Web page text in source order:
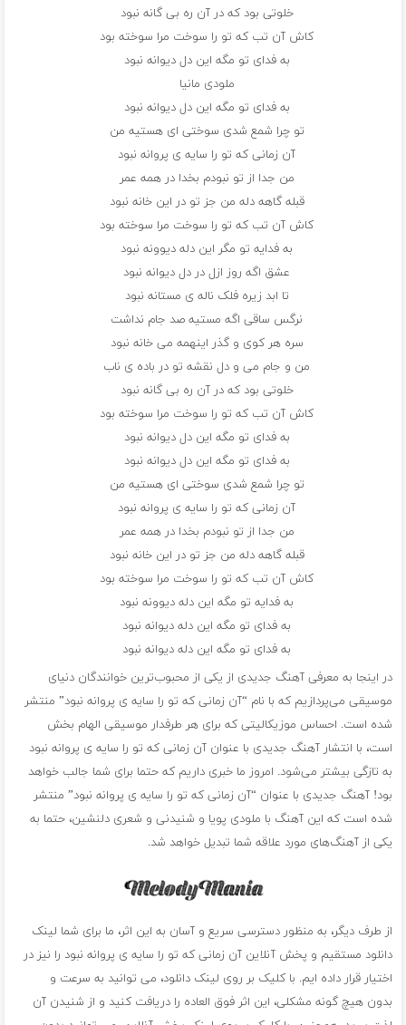
خلوتی بود که در آن ره بی گانه نبود
کاش آن تب که تو را سوخت مرا سوخته بود
به فدای تو مگه این دل دیوانه نبود
ملودی مانیا
به فدای تو مگه این دل دیوانه نبود
تو چرا شمع شدی سوختی ای هستیه من
آن زمانی که تو را سایه ی پروانه نبود
من جدا از تو نبودم بخدا در همه عمر
قبله گاهه دله من جز تو در این خانه نبود
کاش آن تب که تو را سوخت مرا سوخته بود
به فدایه تو مگر این دله دیوونه نبود
عشق اگه روز ازل در دل دیوانه نبود
تا ابد زیره فلک ناله ی مستانه نبود
نرگس ساقی اگه مستیه صد جام نداشت
سره هر کوی و گذر اینهمه می خانه نبود
من و جام می و دل نقشه تو در باده ی ناب
خلوتی بود که در آن ره بی گانه نبود
کاش آن تب که تو را سوخت مرا سوخته بود
به فدای تو مگه این دل دیوانه نبود
به فدای تو مگه این دل دیوانه نبود
تو چرا شمع شدی سوختی ای هستیه من
آن زمانی که تو را سایه ی پروانه نبود
من جدا از تو نبودم بخدا در همه عمر
قبله گاهه دله من جز تو در این خانه نبود
کاش آن تب که تو را سوخت مرا سوخته بود
به فدایه تو مگه این دله دیوونه نبود
به فدای تو مگه این دله دیوانه نبود
به فدای تو مگه این دله دیوانه نبود
در اینجا به معرفی آهنگ جدیدی از یکی از محبوب‌ترین خوانندگان دنیای
موسیقی می‌پردازیم که با نام “آن زمانی که تو را سایه ی پروانه نبود” منتشر
شده است. احساس موزیکالیتی که برای هر طرفدار موسیقی الهام بخش
است، با انتشار آهنگ جدیدی با عنوان آن زمانی که تو را سایه ی پروانه نبود
به تازگی بیشتر می‌شود. امروز ما خبری داریم که حتما برای شما جالب خواهد
بود! آهنگ جدیدی با عنوان “آن زمانی که تو را سایه ی پروانه نبود” منتشر
شده است که این آهنگ با ملودی پویا و شنیدنی و شعری دلنشین، حتما به
یکی از آهنگ‌های مورد علاقه شما تبدیل خواهد شد.
از طرف دیگر، به منظور دسترسی سریع و آسان به این اثر، ما برای شما لینک
دانلود مستقیم و پخش آنلاین آن زمانی که تو را سایه ی پروانه نبود را نیز در
اختیار قرار داده ایم. با کلیک بر روی لینک دانلود، می توانید به سرعت و
بدون هیچ گونه مشکلی، این اثر فوق العاده را دریافت کنید و از شنیدن آن